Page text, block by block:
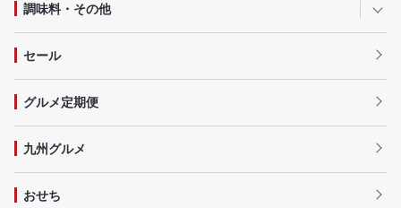
調味料・その他
セール
グルメ定期便
九州グルメ
おせち